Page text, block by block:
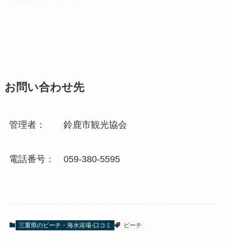
お問い合わせ先
管理者： 鈴鹿市観光協会
電話番号： 059-380-5595
三重県のビーチ・海水浴場-口コミ ビーチ